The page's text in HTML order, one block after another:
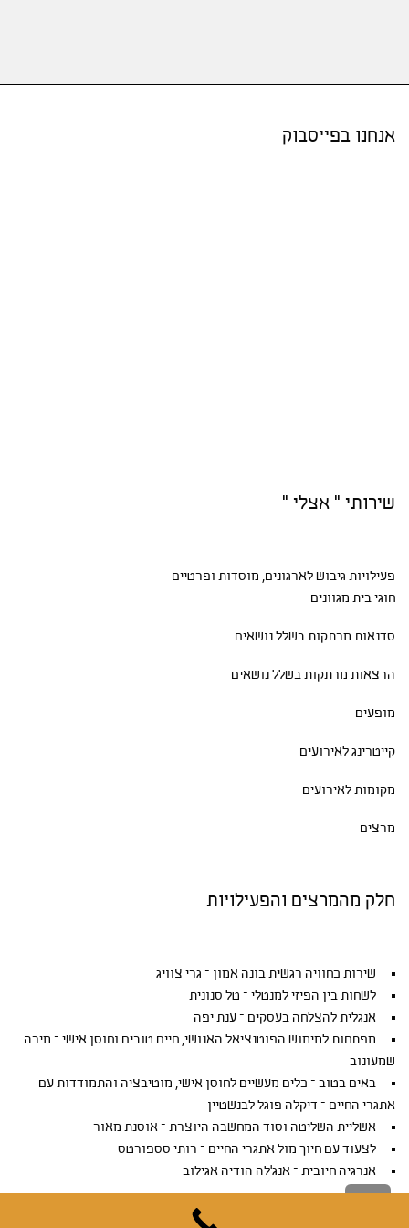
אנחנו בפייסבוק
שירותי " אצלי "
פעילויות גיבושלארגונים, מוסדות ופרטיים
חוגי בית מגוונים
סדנאות מרתקות בשלל נושאים
הרצאות מרתקות בשלל נושאים
מופעים
קייטרינג לאירועים
מקומות לאירועים
מרצים
חלק מהמרצים והפעילויות
שירות כחוויה רגשית בונה אמון – גרי צוויג
לשחות בין הפיזי למנטלי – טל סנונית
אנגלית להצלחה בעסקים – ענת יפה
מפתחות למימוש הפוטנציאל האנושי, חיים טובים וחוסן אישי – מירה
שמעונוב
באים בטוב – כלים מעשיים לחוסן אישי, מוטיבציה והתמודדות עם
אתגרי החיים – דיקלה פוגל לבנשטיין
אשליית השליטה וסוד המחשבה היוצרת – אוסנת מאור
לצעוד עם חיוך מול אתגרי החיים – רותי סספורטס
אנרגיה חיובית – אנג'לה הודיה אגילוב